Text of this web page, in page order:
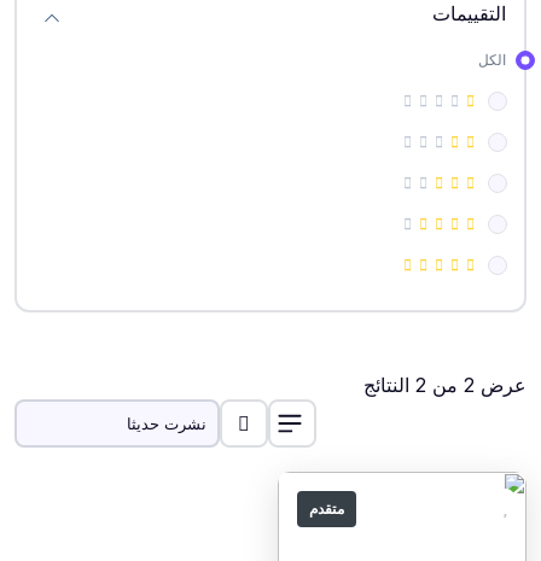
التقييمات
الكل
عرض 2 من 2 النتائج
متقدم